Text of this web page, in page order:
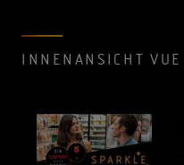
INNENANSICHT VUE